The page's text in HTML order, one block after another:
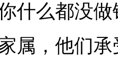
么都没做
，他们承